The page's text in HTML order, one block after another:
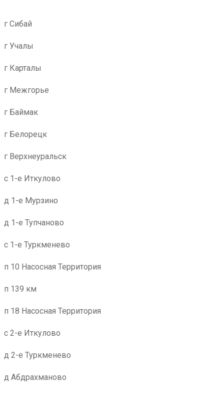
г Сибай
г Учалы
г Карталы
г Межгорье
г Баймак
г Белорецк
г Верхнеуральск
с 1-е Иткулово
д 1-е Мурзино
д 1-е Тупчаново
с 1-е Туркменево
п 10 Насосная Территория
п 139 км
п 18 Насосная Территория
с 2-е Иткулово
д 2-е Туркменево
д Абдрахманово